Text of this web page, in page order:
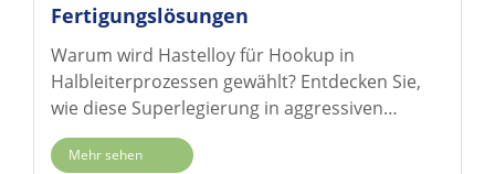
Fertigungslösungen
Warum wird Hastelloy für Hookup in
Halbleiterprozessen gewählt? Entdecken Sie,
wie diese Superlegierung in aggressiven
korrosiven Umgebungen mit Flusssäure und
Schwefelsäure ultrahohe Reinheit
Mehr sehen